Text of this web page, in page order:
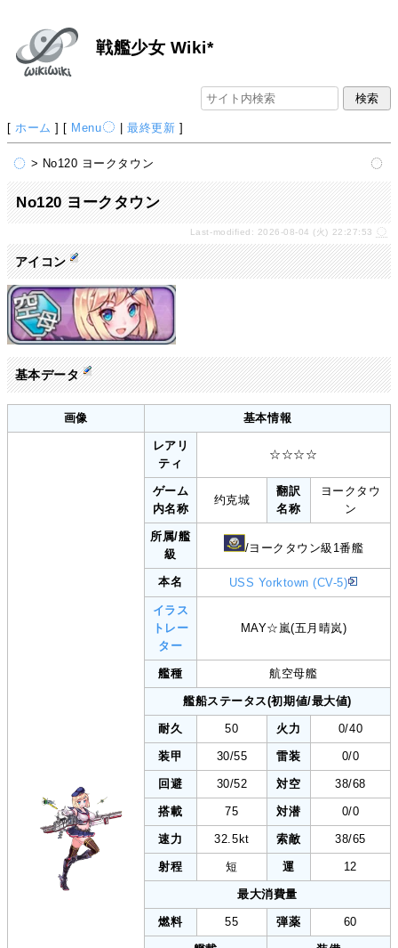
戦艦少女 Wiki*
[ ホーム ] [ Menu |最終更新 ]
> No120 ヨークタウン
No120 ヨークタウン
Last-modified: 2026-08-04 (火) 22:27:53
アイコン
基本データ
画像 基本情報
レアリ
ティ
☆☆☆☆
ゲーム
内名称
约克城
翻訳
名称
ヨークタウ
ン
所属/艦
級
/ヨークタウン級1番艦
本名 USS Yorktown (CV-5)
イラス
トレー
ター
MAY☆嵐(五月晴岚)
艦種 航空母艦
艦船ステータス(初期値/最大値)
耐久 50 火力 0/40
装甲 30/55 雷装 0/0
回避 30/52 対空 38/68
搭載 75 対潜 0/0
速力 32.5kt 索敵 38/65
射程 短 運 12
最大消費量
燃料 55 弾薬 60